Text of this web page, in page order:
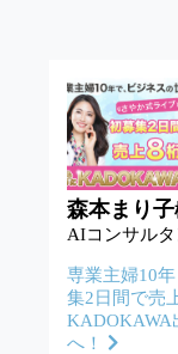
森本まり子
AIコンサルタ
専業主婦10
集2日間で売
KADOKAWA
へ！